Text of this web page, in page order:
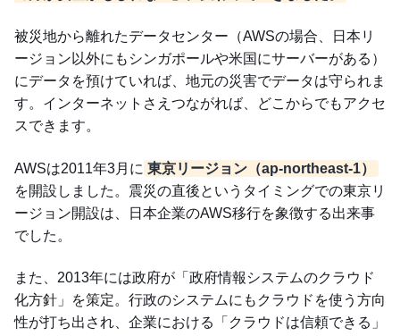
被災地から離れたデータセンター（AWSの場合、日本リ
ージョン以外にもシンガポールや米国にサーバーがある）
にデータを預けていれば、地元の災害でデータは守られま
す。インターネットさえつながれば、どこからでもアクセ
スできます。
AWSは2011年3月に 東京リージョン（ap-northeast-1）
を開設しました。震災の直後というタイミングでの東京リ
ージョン開設は、日本企業のAWS移行を象徴する出来事
でした。
また、2013年には政府が「政府情報システムのクラウド
化方針」を策定。行政のシステムにもクラウドを使う方向
性が打ち出され、企業における「クラウドは信頼できる」